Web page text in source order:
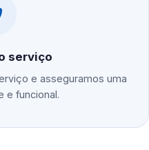
serviço
e asseguramos uma
e funcional.